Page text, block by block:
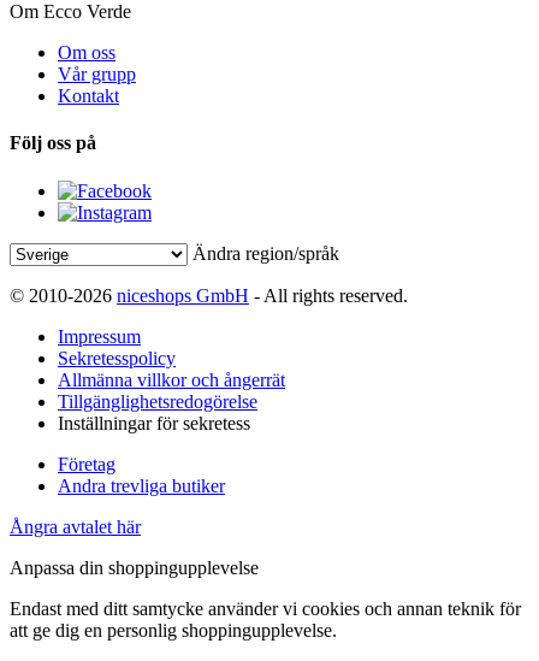
Om Ecco Verde
Om oss
Vår grupp
Kontakt
Följ oss på
Ändra region/språk
© 2010-2026 niceshops GmbH - All rights reserved.
Impressum
Sekretesspolicy
Allmänna villkor och ångerrät
Tillgänglighetsredogörelse
Inställningar för sekretess
Företag
Andra trevliga butiker
Ångra avtalet här
Anpassa din shoppingupplevelse
Endast med ditt samtycke använder vi cookies och annan teknik för
att ge dig en personlig shoppingupplevelse.